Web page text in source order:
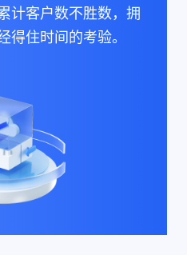
计客户数不胜数，拥
得住时间的考验。